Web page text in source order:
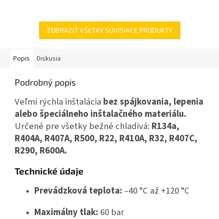
ZOBRAZIŤ VŠETKY SÚVISIACE PRODUKTY
Popis Diskusia
Podrobný popis
Veľmi rýchla inštalácia bez spájkovania, lepenia
alebo špeciálneho inštalačného materiálu.
Určené pre všetky bežné chladivá: R134a,
R404A, R407A, R500, R22, R410A, R32, R407C,
R290, R600A.
Technické údaje
Prevádzková teplota: –40 °C až +120 °C
Maximálny tlak: 60 bar